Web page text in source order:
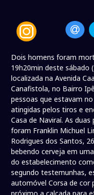
Dois homens foram
19h20min deste sábado
localizada na Avenida
Canafistola, no Bairro
pessoas que estavam
atingidas pelos tiros e
Casa de Naviraí. As
foram Franklin Michuel
Rodrigues dos Santos,
bebendo cerveja em
do estabelecimento
segundo testemunhas,
automóvel Corsa de cor